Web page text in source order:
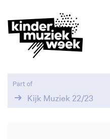
Part of
Kijk Muziek 22/23